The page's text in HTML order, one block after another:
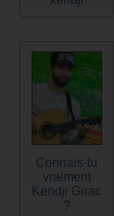
Connais-tu
vraiment
Kendji Girac
?